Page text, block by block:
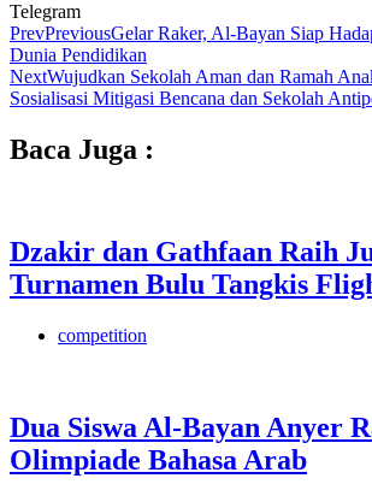
Telegram
PrevPreviousGelar Raker, Al-Bayan Siap
Dunia Pendidikan
NextWujudkan Sekolah Aman dan Ramah
Sosialisasi Mitigasi Bencana dan Sekolah
Baca Juga :
Dzakir dan Gathfaan Raih
Turnamen Bulu Tangkis
competition
Dua Siswa Al-Bayan Anyer
Olimpiade Bahasa Arab